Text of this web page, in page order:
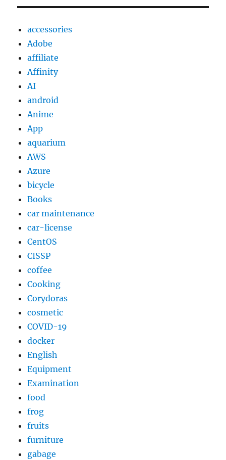
を
accessories
Adobe
affiliate
Affinity
AI
android
Anime
App
aquarium
AWS
Azure
bicycle
Books
car maintenance
car-license
CentOS
CISSP
coffee
Cooking
Corydoras
cosmetic
COVID-19
docker
English
Equipment
Examination
food
frog
fruits
furniture
gabage